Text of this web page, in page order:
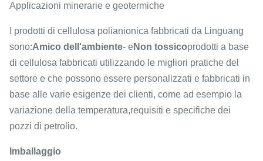
Applicazioni minerarie e geotermiche
I prodotti di cellulosa polianionica fabbricati da Linguang
sono:Amico dell'ambiente- eNon tossicoprodotti a base
di cellulosa fabbricati utilizzando le migliori pratiche del
settore e che possono essere personalizzati e fabbricati in
base alle varie esigenze dei clienti, come ad esempio la
variazione della temperatura,requisiti e specifiche dei
pozzi di petrolio.
Imballaggio